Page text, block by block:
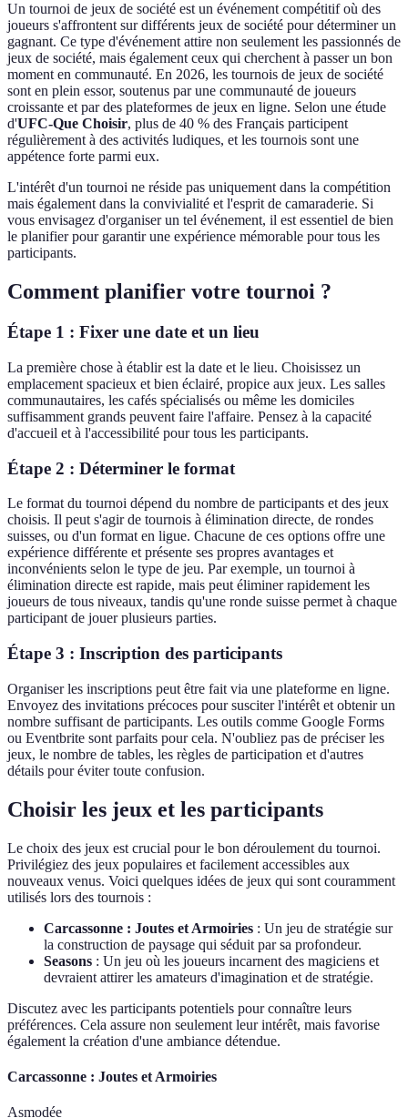
Un tournoi de jeux de société est un événement compétitif où des
joueurs s'affrontent sur différents jeux de société pour déterminer un
gagnant. Ce type d'événement attire non seulement les passionnés de
jeux de société, mais également ceux qui cherchent à passer un bon
moment en communauté. En 2026, les tournois de jeux de société
sont en plein essor, soutenus par une communauté de joueurs
croissante et par des plateformes de jeux en ligne. Selon une étude
d'UFC-Que Choisir, plus de 40 % des Français participent
régulièrement à des activités ludiques, et les tournois sont une
appétence forte parmi eux.
L'intérêt d'un tournoi ne réside pas uniquement dans la compétition
mais également dans la convivialité et l'esprit de camaraderie. Si
vous envisagez d'organiser un tel événement, il est essentiel de bien
le planifier pour garantir une expérience mémorable pour tous les
participants.
Comment planifier votre tournoi ?
Étape 1 : Fixer une date et un lieu
La première chose à établir est la date et le lieu. Choisissez un
emplacement spacieux et bien éclairé, propice aux jeux. Les salles
communautaires, les cafés spécialisés ou même les domiciles
suffisamment grands peuvent faire l'affaire. Pensez à la capacité
d'accueil et à l'accessibilité pour tous les participants.
Étape 2 : Déterminer le format
Le format du tournoi dépend du nombre de participants et des jeux
choisis. Il peut s'agir de tournois à élimination directe, de rondes
suisses, ou d'un format en ligue. Chacune de ces options offre une
expérience différente et présente ses propres avantages et
inconvénients selon le type de jeu. Par exemple, un tournoi à
élimination directe est rapide, mais peut éliminer rapidement les
joueurs de tous niveaux, tandis qu'une ronde suisse permet à chaque
participant de jouer plusieurs parties.
Étape 3 : Inscription des participants
Organiser les inscriptions peut être fait via une plateforme en ligne.
Envoyez des invitations précoces pour susciter l'intérêt et obtenir un
nombre suffisant de participants. Les outils comme Google Forms
ou Eventbrite sont parfaits pour cela. N'oubliez pas de préciser les
jeux, le nombre de tables, les règles de participation et d'autres
détails pour éviter toute confusion.
Choisir les jeux et les participants
Le choix des jeux est crucial pour le bon déroulement du tournoi.
Privilégiez des jeux populaires et facilement accessibles aux
nouveaux venus. Voici quelques idées de jeux qui sont couramment
utilisés lors des tournois :
Carcassonne : Joutes et Armoiries : Un jeu de stratégie sur
la construction de paysage qui séduit par sa profondeur.
Seasons : Un jeu où les joueurs incarnent des magiciens et
devraient attirer les amateurs d'imagination et de stratégie.
Discutez avec les participants potentiels pour connaître leurs
préférences. Cela assure non seulement leur intérêt, mais favorise
également la création d'une ambiance détendue.
Carcassonne : Joutes et Armoiries
Asmodée